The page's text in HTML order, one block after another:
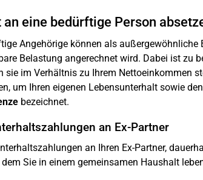
eine bedürftige Person
Angehörige können als
Belastung angerechnet wird. Dabei ist zu
sie im Verhältnis zu Ihrem Nettoeinkommen
um Ihren eigenen Lebensunterhalt sowie
bezeichnet.
an Ex-Partner
an Ihren Ex-Partner,
Sie in einem gemeinsamen Haushalt